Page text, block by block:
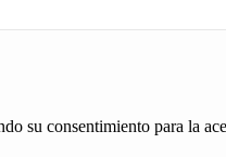
su consentimiento para la